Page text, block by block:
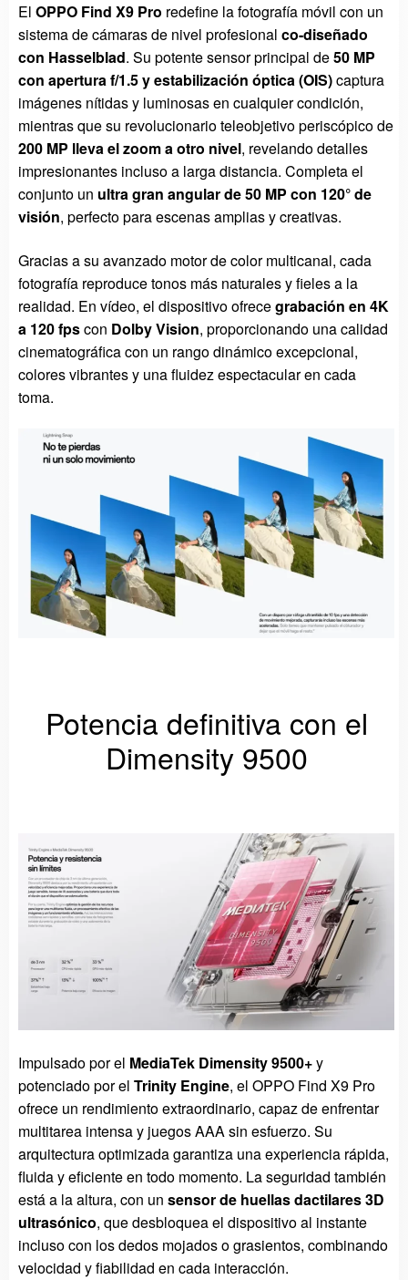
El OPPO Find X9 Pro redefine la fotografía móvil con un
sistema de cámaras de nivel profesional co-diseñado
con Hasselblad. Su potente sensor principal de50 MP
con apertura f/1.5 y estabilización óptica (OIS)captura
imágenes nítidas y luminosas en cualquier condición,
mientras que su revolucionario teleobjetivo periscópico de
200 MP lleva el zoom a otro nivel, revelando detalles
impresionantes incluso a larga distancia. Completa el
conjunto un ultra gran angular de 50 MP con 120° de
visión, perfecto para escenas amplias y creativas.
Gracias a su avanzado motor de color multicanal, cada
fotografía reproduce tonos más naturales y fieles a la
realidad. En vídeo, el dispositivo ofrecegrabación en 4K
a 120 fpscon Dolby Vision, proporcionando una calidad
cinematográfica con un rango dinámico excepcional,
colores vibrantes y una fluidez espectacular en cada
toma.
Potencia definitiva con el
Dimensity 9500
Impulsado por el MediaTek Dimensity 9500+y
potenciado por el Trinity Engine, el OPPO Find X9 Pro
ofrece un rendimiento extraordinario, capaz de enfrentar
multitarea intensa y juegos AAA sin esfuerzo. Su
arquitectura optimizada garantiza una experiencia rápida,
fluida y eficiente en todo momento. La seguridad también
está a la altura, con un sensor de huellas dactilares 3D
ultrasónico, que desbloquea el dispositivo al instante
incluso con los dedos mojados o grasientos, combinando
velocidad y fiabilidad en cada interacción.